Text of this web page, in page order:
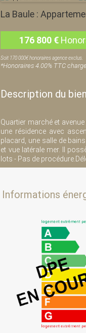
La Baule :
176 800 €
Soit 170 000€ honoraires agence exclus.
*Honoraires 4.00% TTC
Description du bien
Quartier marché et
une résidence avec
placard, une salle de
et vue latérale mer. Il
lots - Pas de
Informations